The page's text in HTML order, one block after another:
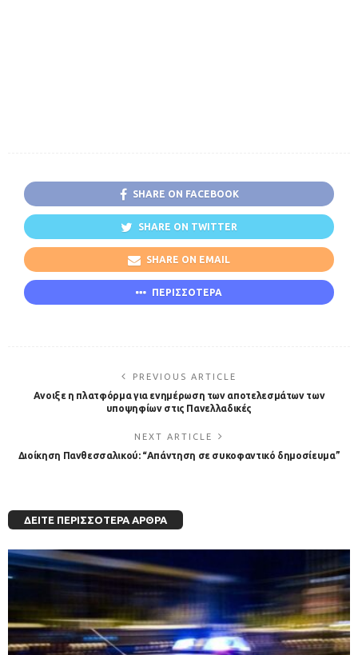
SHARE ON FACEBOOK
SHARE ON TWITTER
SHARE ON EMAIL
ΠΕΡΙΣΣΟΤΕΡΑ
PREVIOUS ARTICLE
Ανοιξε η πλατφόρμα για ενημέρωση των αποτελεσμάτων των
υποψηφίων στις Πανελλαδικές
NEXT ARTICLE
Διοίκηση Πανθεσσαλικού: “Απάντηση σε συκοφαντικό δημοσίευμα”
ΔΕΊΤΕ ΠΕΡΙΣΣΌΤΕΡΑ ΆΡΘΡΑ